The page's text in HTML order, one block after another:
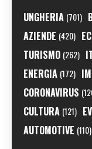
UNGHERIA (701)
AZIENDE (420)
TURISMO (262)
ENERGIA (172)
CORONAVIRUS
CULTURA (121)
AUTOMOTIVE (110)